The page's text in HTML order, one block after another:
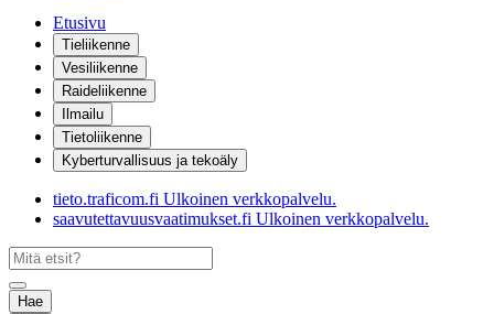
Etusivu
Tieliikenne
Vesiliikenne
Raideliikenne
Ilmailu
Tietoliikenne
Kyberturvallisuus ja tekoäly
tieto.traficom.fi Ulkoinen verkkopalvelu.
saavutettavuusvaatimukset.fi Ulkoinen verkkopalvelu.
Hae